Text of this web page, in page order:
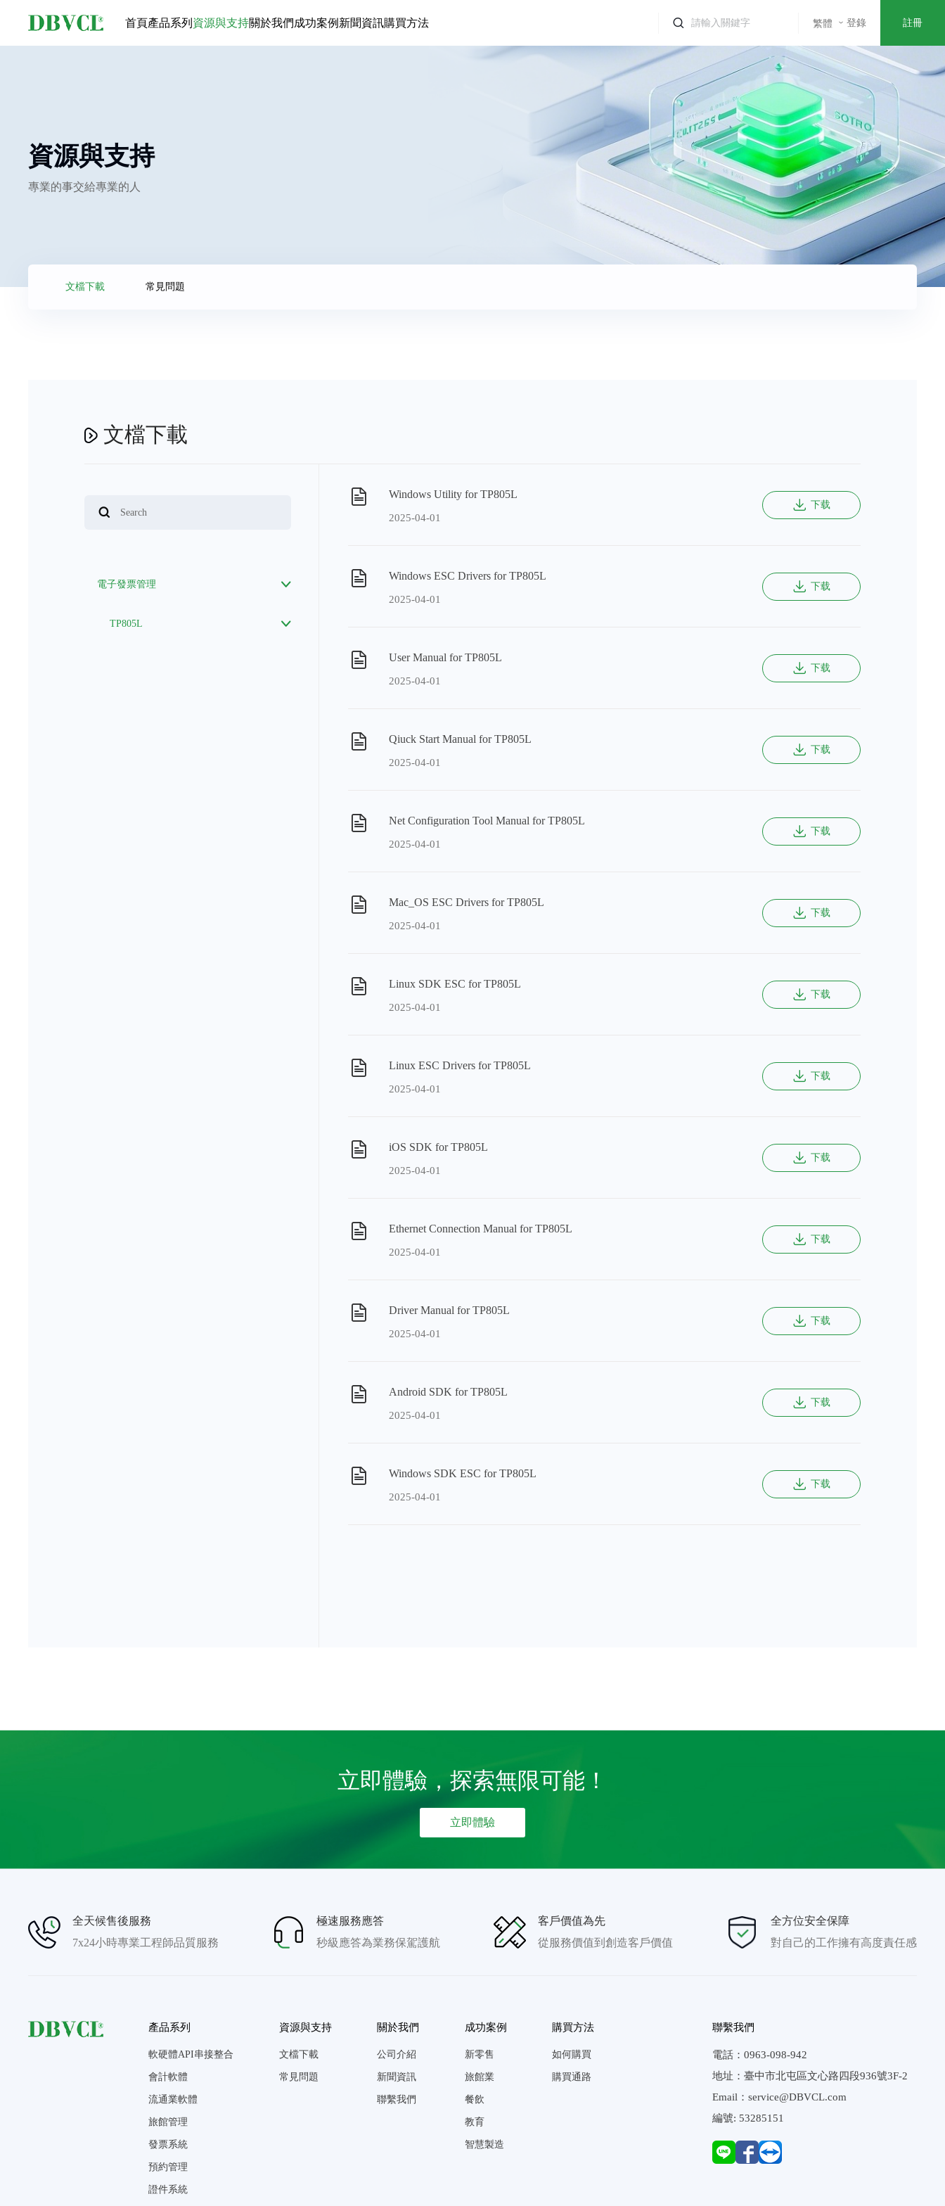
首頁產品系列 資源與支持關於我們 成功案例 新聞資訊購買方法 繁體 登錄 註冊
資源與支持
專業的事交給專業的人
文檔下載 常見問題
文檔下載
電子發票管理
TP805L
Windows Utility for TP805L
2025-04-01
下载
Windows ESC Drivers for TP805L
2025-04-01
下载
User Manual for TP805L
2025-04-01
下载
Qiuck Start Manual for TP805L
2025-04-01
下载
Net Configuration Tool Manual for TP805L
2025-04-01
下载
Mac_OS ESC Drivers for TP805L
2025-04-01
下载
Linux SDK ESC for TP805L
2025-04-01
下载
Linux ESC Drivers for TP805L
2025-04-01
下载
iOS SDK for TP805L
2025-04-01
下载
Ethernet Connection Manual for TP805L
2025-04-01
下载
Driver Manual for TP805L
2025-04-01
下载
Android SDK for TP805L
2025-04-01
下载
Windows SDK ESC for TP805L
2025-04-01
下载
立即體驗，探索無限可能！
立即體驗
全天候售後服務
7x24小時專業工程師品質服務
極速服務應答
秒級應答為業務保駕護航
客戶價值為先
從服務價值到創造客戶價值
全方位安全保障
對自己的工作擁有高度責任感
產品系列
軟硬體API串接整合
會計軟體
流通業軟體
旅館管理
發票系統
預約管理
證件系統
資源與支持
文檔下載
常見問題
關於我們
公司介紹
新聞資訊
聯繫我們
成功案例
新零售
旅館業
餐飲
教育
智慧製造
購買方法
如何購買
購買通路
聯繫我們
電話：0963-098-942
地址：臺中市北屯區文心路四段936號3F-2
Email：service@DBVCL.com
編號: 53285151